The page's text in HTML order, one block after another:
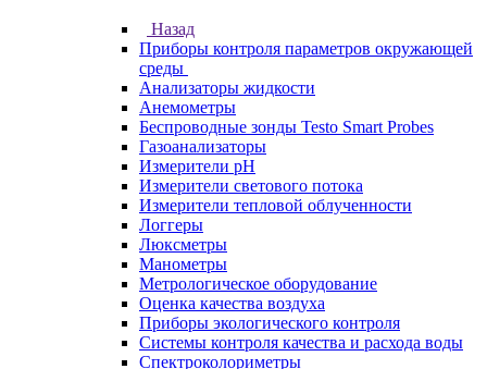
Назад
Приборы контроля параметров окружающей
среды
Анализаторы жидкости
Анемометры
Беспроводные зонды Testo Smart Probes
Газоанализаторы
Измерители pH
Измерители светового потока
Измерители тепловой облученности
Логгеры
Люксметры
Манометры
Метрологическое оборудование
Оценка качества воздуха
Приборы экологического контроля
Системы контроля качества и расхода воды
Спектроколориметры